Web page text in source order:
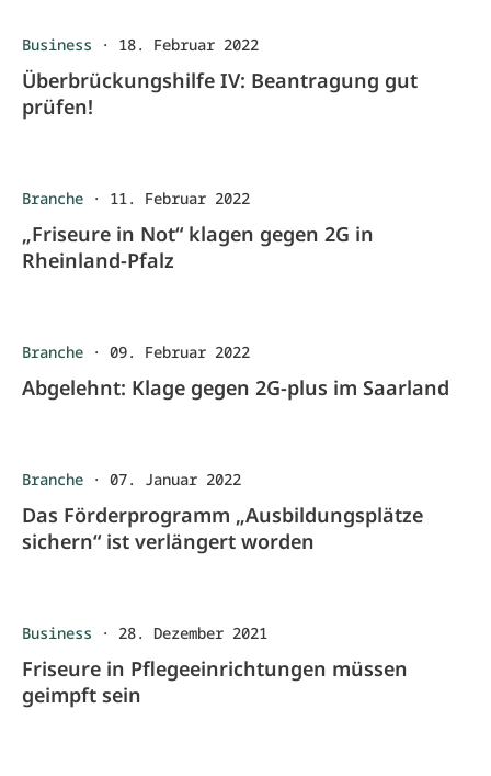
Business · 18. Februar 2022
Überbrückungshilfe IV: Beantragung gut
prüfen!
Branche · 11. Februar 2022
„Friseure in Not“ klagen gegen 2G in
Rheinland-Pfalz
Branche · 09. Februar 2022
Abgelehnt: Klage gegen 2G-plus im Saarland
Branche · 07. Januar 2022
Das Förderprogramm „Ausbildungsplätze
sichern“ ist verlängert worden
Business · 28. Dezember 2021
Friseure in Pflegeeinrichtungen müssen
geimpft sein